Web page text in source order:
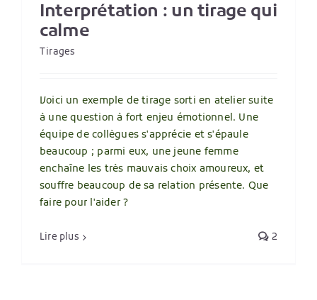
Interprétation : un tirage qui
calme
Tirages
Voici un exemple de tirage sorti en atelier suite
à une question à fort enjeu émotionnel. Une
équipe de collègues s'apprécie et s'épaule
beaucoup ; parmi eux, une jeune femme
enchaîne les très mauvais choix amoureux, et
souffre beaucoup de sa relation présente. Que
faire pour l'aider ?
Lire plus 2